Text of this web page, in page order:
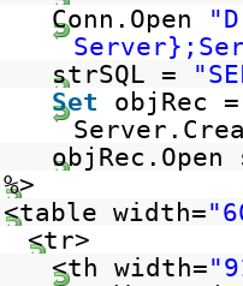
Conn.Open
strSQL =
Set
objRec =
%>
<table width=
<tr>
<th width=